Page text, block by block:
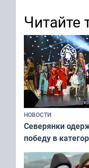
Читайте
НОВОСТИ
Северянки
победу в
всероссийского
«Мисс и Миссис